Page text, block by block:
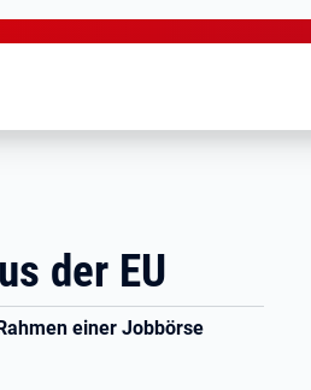
der EU
einer Jobbörse